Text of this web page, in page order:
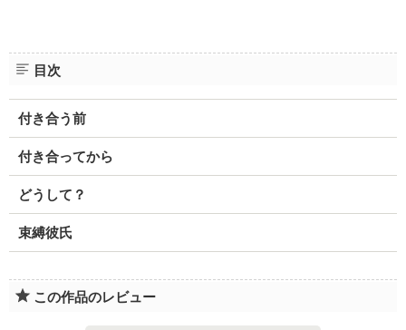
目次
付き合う前
付き合ってから
どうして？
束縛彼氏
この作品のレビュー